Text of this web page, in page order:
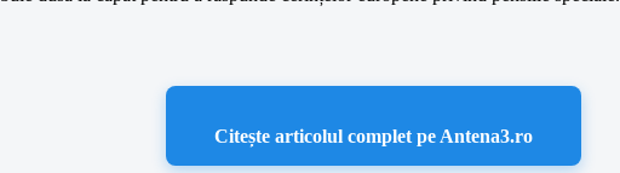
Citește articolul complet pe Antena3.ro